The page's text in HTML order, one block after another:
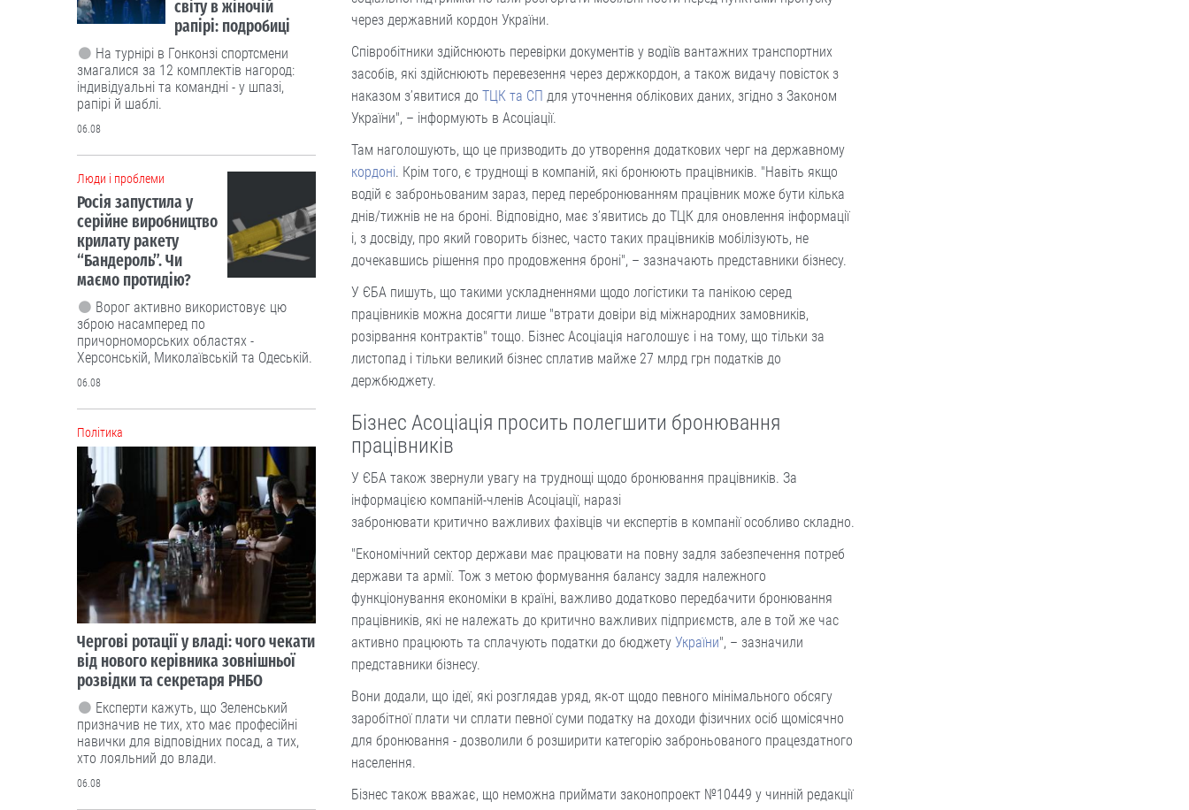
через державний кордон України.
Співробітники здійснюють перевірки документів у водіїв вантажних транспортних
засобів, які здійснюють перевезення через держкордон, а також видачу повісток з
наказом з’явитися до ТЦК та СП для уточнення облікових даних, згідно з Законом
України", – інформують в Асоціації.
Там наголошують, що це призводить до утворення додаткових черг на державному
кордоні. Крім того, є труднощі в компаній, які бронюють працівників. "Навіть якщо
водій є заброньованим зараз, перед перебронюванням працівник може бути кілька
днів/тижнів не на броні. Відповідно, має з’явитись до ТЦК для оновлення інформації
і, з досвіду, про який говорить бізнес, часто таких працівників мобілізують, не
дочекавшись рішення про продовження броні", – зазначають представники бізнесу.
У ЄБА пишуть, що такими ускладненнями щодо логістики та панікою серед
працівників можна досягти лише "втрати довіри від міжнародних замовників,
розірвання контрактів" тощо. Бізнес Асоціація наголошує і на тому, що тільки за
листопад і тільки великий бізнес сплатив майже 27 млрд грн податків до
держбюджету.
Бізнес Асоціація просить полегшити бронювання
працівників
У ЄБА також звернули увагу на труднощі щодо бронювання працівників. За
інформацією компаній-членів Асоціації, наразі
забронювати критично важливих фахівців чи експертів в компанії особливо складно.
"Економічний сектор держави має працювати на повну задля забезпечення потреб
держави та армії. Тож з метою формування балансу задля належного
функціонування економіки в країні, важливо додатково передбачити бронювання
працівників, які не належать до критично важливих підприємств, але в той же час
активно працюють та сплачують податки до бюджету України", – зазначили
представники бізнесу.
Вони додали, що ідеї, які розглядав уряд, як-от щодо певного мінімального обсягу
заробітної плати чи сплати певної суми податку на доходи фізичних осіб щомісячно
для бронювання - дозволили б розширити категорію заброньованого працездатного
населення.
Бізнес також вважає, що неможна приймати законопроект №10449 у чинній редакції
світу в жіночій
рапірі: подробиці
На турнірі в Гонконзі спортсмени
змагалися за 12 комплектів нагород:
індивідуальні та командні - у шпазі,
рапірі й шаблі.
06.08
Люди і проблеми
Росія запустила у
серійне виробництво
крилату ракету
“Бандероль”. Чи
маємо протидію?
Ворог активно використовує цю
зброю насамперед по
причорноморських областях -
Херсонській, Миколаївській та Одеській.
06.08
Політика
Чергові ротації у владі: чого чекати
від нового керівника зовнішньої
розвідки та секретаря РНБО
Експерти кажуть, що Зеленський
призначив не тих, хто має професійні
навички для відповідних посад, а тих,
хто лояльний до влади.
06.08